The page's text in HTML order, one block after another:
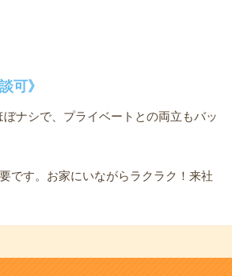
可》
ナシで、プライベートとの両立もバッ
です。お家にいながらラクラク！来社